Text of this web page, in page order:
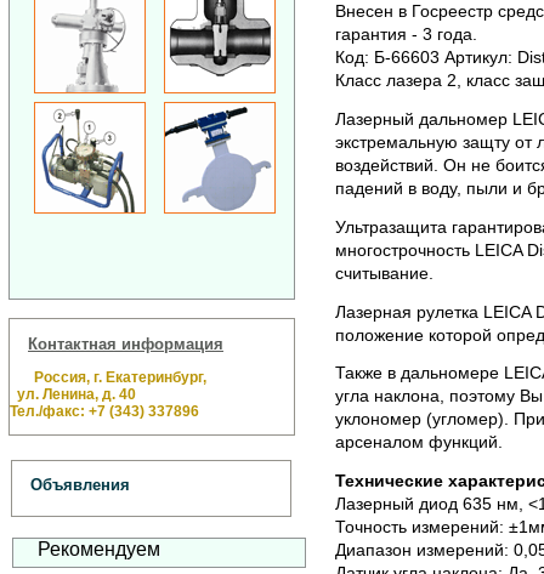
Контактная информация
Россия, г. Екатеринбург,
ул. Ленина, д. 40
Тел./факс: +7 (343) 337896
Объявления
Рекомендуем
Внесен в Госреестр
гарантия - 3 года.
Код: Б-66603 Артикул:
Класс лазера 2, класс
Лазерный дальномер
экстремальную защту
воздействий. Он не
падений в воду, пыли и
Ультразащита
многострочность LEICA
считывание.
Лазерная рулетка LEICA
положение которой
Также в дальномере
угла наклона, поэтому
уклономер (угломер).
арсеналом функций.
Технические
Лазерный диод 635 нм,
Точность измерений:
Диапазон измерений: